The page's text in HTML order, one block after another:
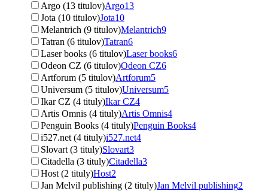
Argo (13 titulov)Argo13
Jota (10 titulov)Jota10
Melantrich (9 titulov)Melantrich9
Tatran (6 titulov)Tatran6
Laser books (6 titulov)Laser books6
Odeon CZ (6 titulov)Odeon CZ6
Artforum (5 titulov)Artforum5
Universum (5 titulov)Universum5
Ikar CZ (4 tituly)Ikar CZ4
Artis Omnis (4 tituly)Artis Omnis4
Penguin Books (4 tituly)Penguin Books4
i527.net (4 tituly)i527.net4
Slovart (3 tituly)Slovart3
Citadella (3 tituly)Citadella3
Host (2 tituly)Host2
Jan Melvil publishing (2 tituly)Jan Melvil publishing2